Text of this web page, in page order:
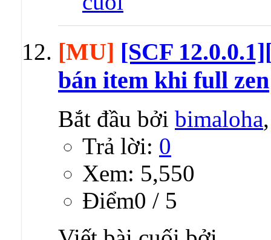
[MU] [SCF
bán item khi full zen
Bắt đầu bởi bimaloha
Trả lời: 0
Xem: 5,550
Ðiểm0 / 5